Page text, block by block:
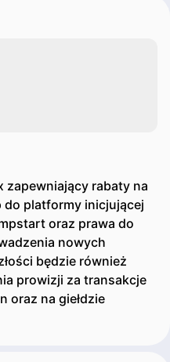
zapewniający rabaty na
do platformy inicjującej
oraz prawa do
nowych
będzie również
prowizji za transakcje
oraz na giełdzie